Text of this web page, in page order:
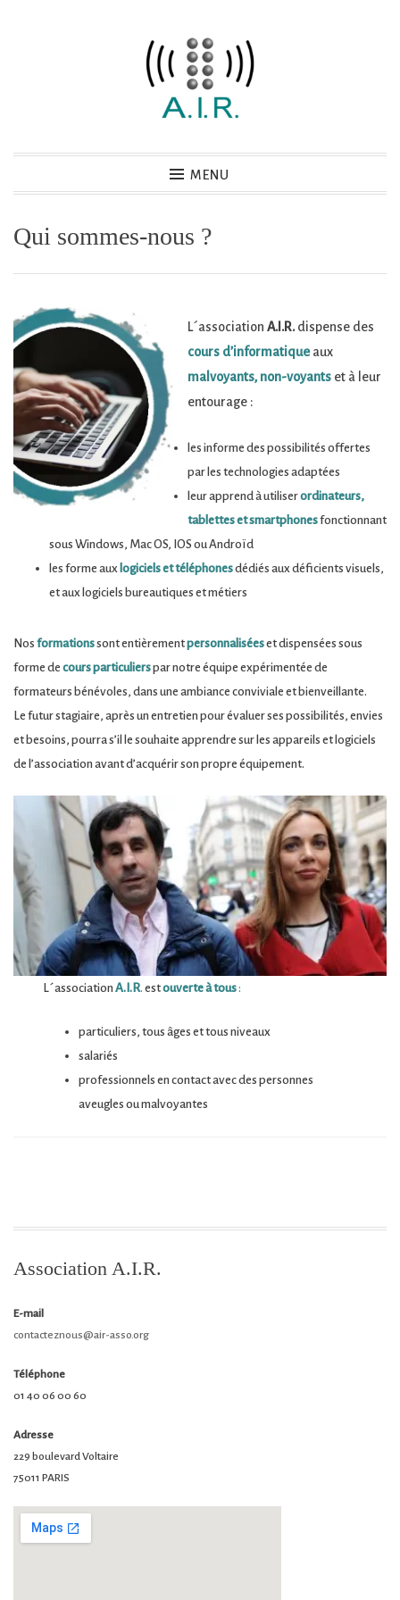
Association AIR
MENU
Qui sommes-nous ?
L´association A.I.R.dispense des
cours d’informatiqueaux
malvoyants, non-voyants et à leur
entourage :
les informe des possibilités offertes
par les technologies adaptées
leur apprend à utiliserordinateurs,
tablettes et smartphonesfonctionnant
sous Windows, Mac OS, IOS ou Androïd
les forme aux logiciels et téléphonesdédiés aux déficients visuels,
et aux logiciels bureautiques et métiers
Nos formationssont entièrementpersonnaliséeset dispensées sous
forme de cours particulierspar notre équipe expérimentée de
formateurs bénévoles, dans une ambiance conviviale et bienveillante.
Le futur stagiaire, après un entretien pour évaluer ses possibilités, envies
et besoins, pourra s’il le souhaite apprendre sur les appareils et logiciels
de l’association avant d’acquérir son propre équipement.
L´association A.I.R. estouverte à tous:
particuliers, tous âges et tous niveaux
salariés
professionnels en contact avec des personnes
aveugles ou malvoyantes
Association A.I.R.
E-mail
contacteznous@air-asso.org
Téléphone
01 40 06 00 60
Adresse
229 boulevard Voltaire
75011 PARIS